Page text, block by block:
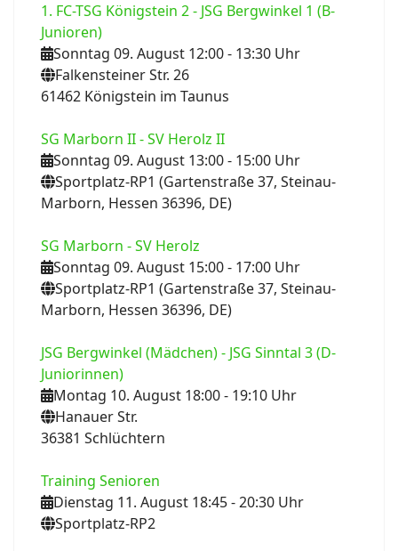
1. FC-TSG Königstein 2 - JSG Bergwinkel 1 (B-
Junioren)
Sonntag 09. August 12:00- 13:30 Uhr
Falkensteiner Str. 26
61462 Königstein im Taunus
SG Marborn II - SV Herolz II
Sonntag 09. August 13:00- 15:00 Uhr
Sportplatz-RP1 (Gartenstraße 37, Steinau-
Marborn, Hessen 36396, DE)
SG Marborn - SV Herolz
Sonntag 09. August 15:00- 17:00 Uhr
Sportplatz-RP1 (Gartenstraße 37, Steinau-
Marborn, Hessen 36396, DE)
JSG Bergwinkel (Mädchen) - JSG Sinntal 3 (D-
Juniorinnen)
Montag 10. August 18:00- 19:10 Uhr
Hanauer Str.
36381 Schlüchtern
Training Senioren
Dienstag 11. August 18:45- 20:30 Uhr
Sportplatz-RP2